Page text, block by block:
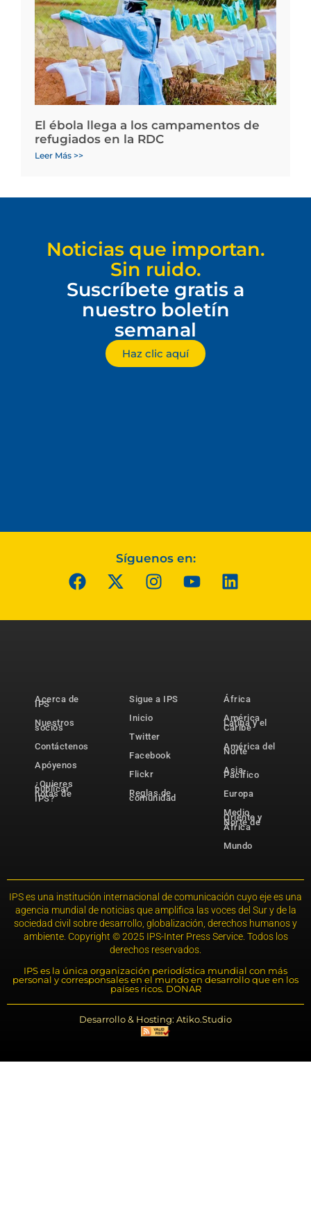
El ébola llega a los campamentos de
refugiados en la RDC
Leer Más >>
Noticias que importan.
Sin ruido.
Suscríbete gratis a
nuestro boletín
semanal
Haz clic aquí
Síguenos en:
Acerca de
IPS
Nuestros
socios
Contáctenos
Apóyenos
¿Quieres
publicar
notas de
IPS?
Sigue a IPS
Inicio
Twitter
Facebook
Flickr
Reglas de
comunidad
África
América
Latina y el
Caribe
América del
Norte
Asia-
Pacífico
Europa
Medio
Oriente y
Norte de
África
Mundo
IPS es una institución internacional de comunicación cuyo eje es una
agencia mundial de noticias que amplifica las voces del Sur y de la
sociedad civil sobre desarrollo, globalización, derechos humanos y
ambiente. Copyright © 2025 IPS-Inter Press Service. Todos los
derechos reservados.
IPS es la única organización periodística mundial con más
personal y corresponsales en el mundo en desarrollo que en los
países ricos. DONAR
Desarrollo & Hosting: Atiko.Studio